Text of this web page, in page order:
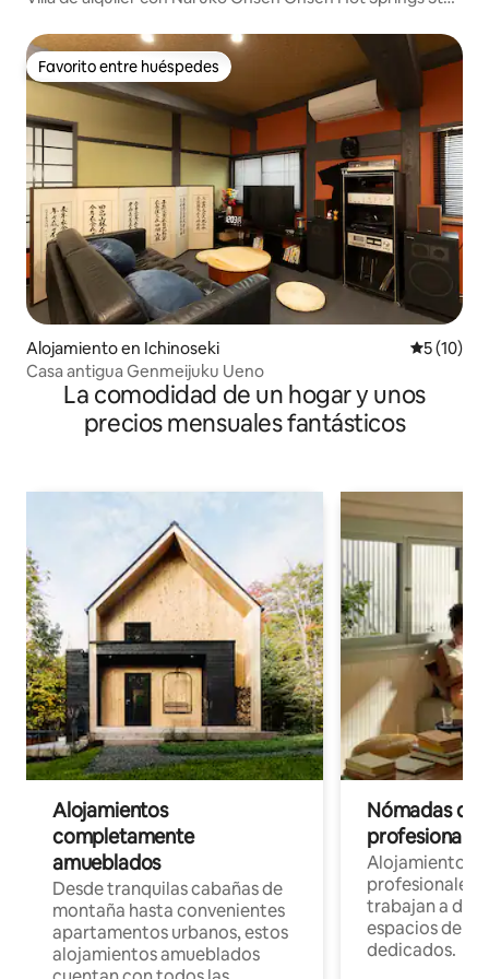
por noche
Favorito entre huéspedes
Favorito entre huéspedes
Alojamiento en Ichinoseki
5 (10)
Casa antigua Genmeijuku Ueno
La comodidad de un hogar y unos
precios mensuales fantásticos
Alojamientos
completamente
amueblados
Desde tranquilas cabañas de
montaña hasta convenientes
apartamentos urbanos, estos
alojamientos amueblados
Nómadas
Alojamientos
profesionales
trabajan a
espacios de
dedicados.